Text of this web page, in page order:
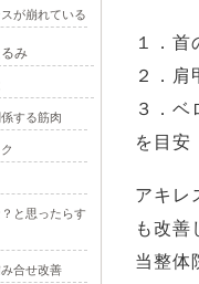
１．
２．
３．
を目安
アキ
も改善
当整体
が崩れている
み
する筋肉
と思ったらす
合せ改善